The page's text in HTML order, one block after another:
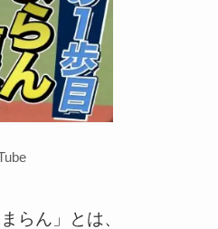
らん」とは、